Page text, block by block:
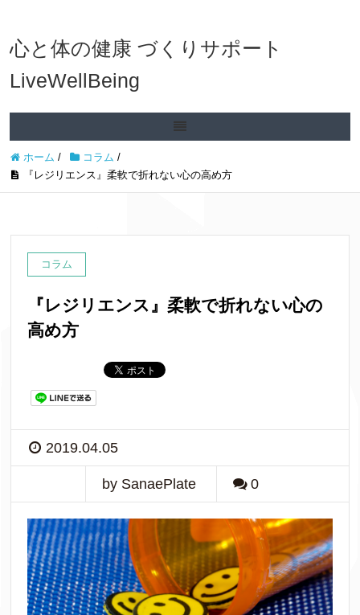
心と体の健康 づくりサポート
LiveWellBeing
ホーム / コラム /
『レジリエンス』柔軟で折れない心の高め方
コラム
『レジリエンス』柔軟で折れない心の
高め方
2019.04.05
by SanaePlate 0